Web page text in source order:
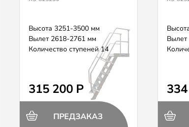
Высота 3251-3500 мм
Вылет 2618-2761 мм
Количество ступеней 14
315 200 Р
ПРЕДЗАКАЗ